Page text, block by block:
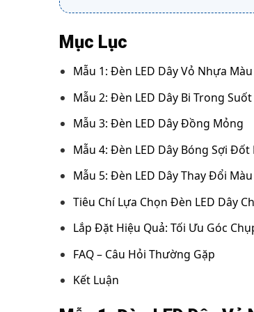
Mục Lục
Mẫu 1: Đèn LED Dây Vỏ Nhựa
Mẫu 2: Đèn LED Dây Bi Trong
Mẫu 3: Đèn LED Dây Đồng Mỏng
Mẫu 4: Đèn LED Dây Bóng Sợi
Mẫu 5: Đèn LED Dây Thay Đổi
Tiêu Chí Lựa Chọn Đèn LED Dây
Lắp Đặt Hiệu Quả: Tối Ưu Góc
FAQ – Câu Hỏi Thường Gặp
Kết Luận